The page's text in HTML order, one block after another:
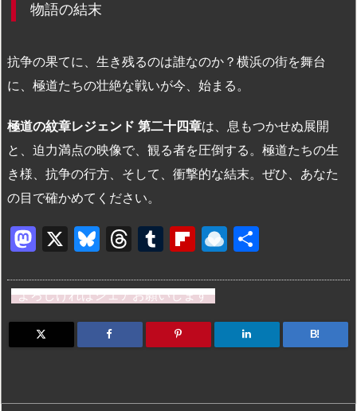
物語の結末
抗争の果てに、生き残るのは誰なのか？横浜の街を舞台
に、極道たちの壮絶な戦いが今、始まる。
極道の紋章レジェンド 第二十四章は、息もつかせぬ展開
と、迫力満点の映像で、観る者を圧倒する。極道たちの生
き様、抗争の行方、そして、衝撃的な結末。ぜひ、あなた
の目で確かめてください。
M
st
o
d
X
Bl
e
s
k
T
e
a
d
T
m
bl
r
Fl
b
o
ar
R
n
dr
o
よろしければシェアお願いします
B!